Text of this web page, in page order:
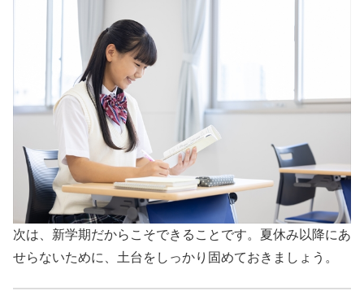
次は、新学期だからこそできることです。夏休み以降にあ
せらないために、土台をしっかり固めておきましょう。